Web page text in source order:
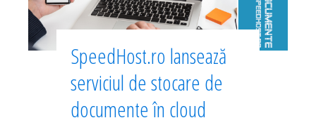
SpeedHost.ro lansează
serviciul de stocare de
documente în cloud